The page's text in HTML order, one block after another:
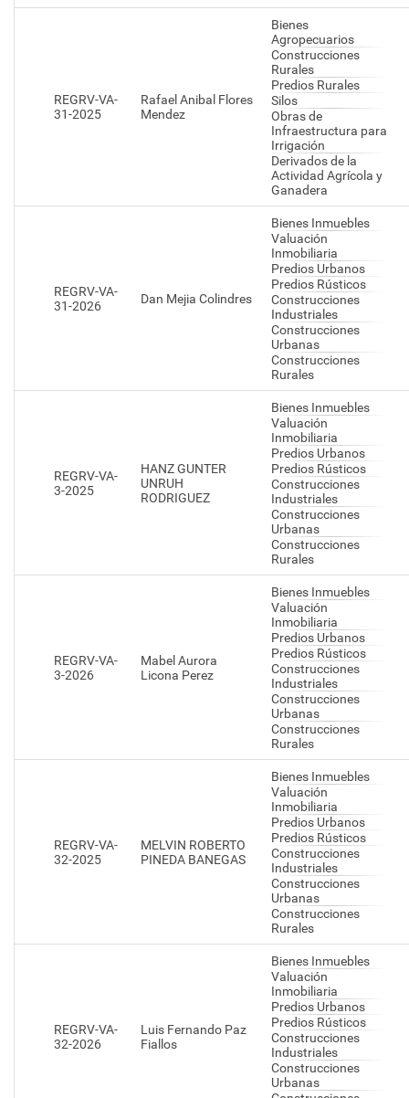
REGRV-VA-
31-2025
Rafael Anibal Flores
Mendez
Bienes
Agropecuarios
Construcciones
Rurales
Predios Rurales
Silos
Obras de
Infraestructura para
Irrigación
Derivados de la
Actividad Agrícola y
Ganadera
REGRV-VA-
31-2026
Dan Mejia Colindres
Bienes Inmuebles
Valuación
Inmobiliaria
Predios Urbanos
Predios Rústicos
Construcciones
Industriales
Construcciones
Urbanas
Construcciones
Rurales
REGRV-VA-
3-2025
HANZ GUNTER
UNRUH
RODRIGUEZ
Bienes Inmuebles
Valuación
Inmobiliaria
Predios Urbanos
Predios Rústicos
Construcciones
Industriales
Construcciones
Urbanas
Construcciones
Rurales
REGRV-VA-
3-2026
Mabel Aurora
Licona Perez
Bienes Inmuebles
Valuación
Inmobiliaria
Predios Urbanos
Predios Rústicos
Construcciones
Industriales
Construcciones
Urbanas
Construcciones
Rurales
REGRV-VA-
32-2025
MELVIN ROBERTO
PINEDA BANEGAS
Bienes Inmuebles
Valuación
Inmobiliaria
Predios Urbanos
Predios Rústicos
Construcciones
Industriales
Construcciones
Urbanas
Construcciones
Rurales
REGRV-VA-
32-2026
Luis Fernando Paz
Fiallos
Bienes Inmuebles
Valuación
Inmobiliaria
Predios Urbanos
Predios Rústicos
Construcciones
Industriales
Construcciones
Urbanas